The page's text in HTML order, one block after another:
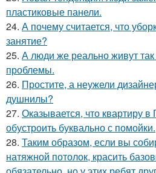
пластиковые панели.
24. А почему считается, что
занятие?
25. А люди же реально живут
проблемы.
26. Простите, а неужели
душнилы?
27. Оказывается, что квартиру
обустроить буквально с помойки.
28. Таким образом, если вы
натяжной потолок, красить